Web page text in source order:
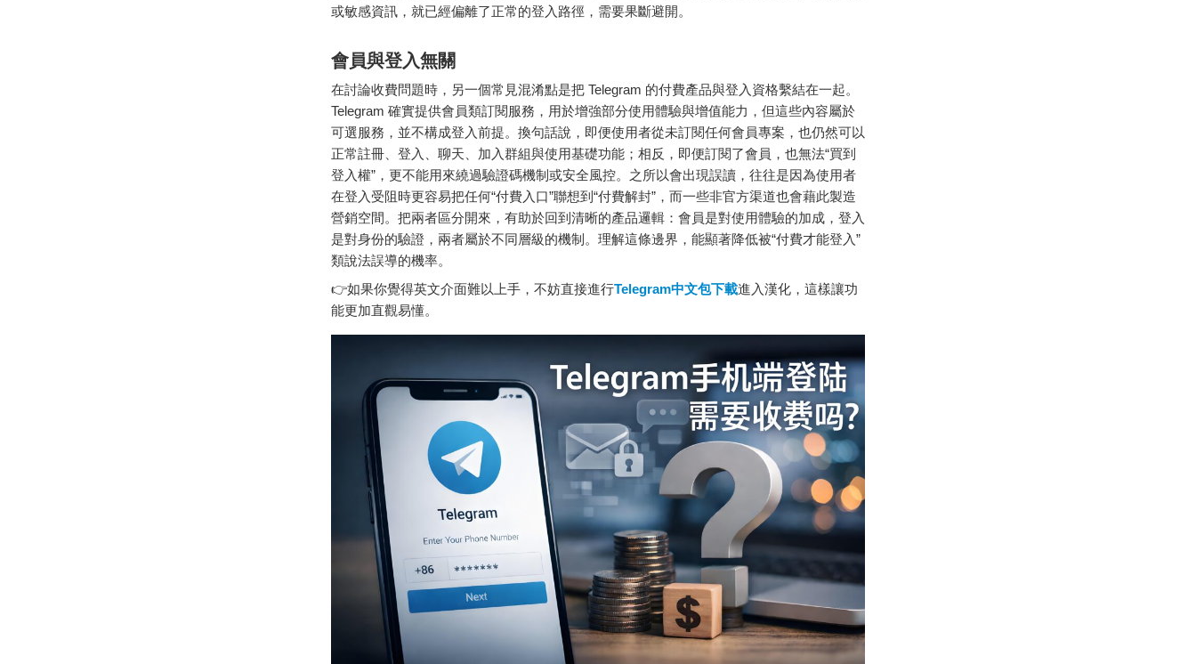
或敏感資訊，就已經偏離了正常的登入路徑，需要果斷避開。
會員與登入無關
在討論收費問題時，另一個常見混淆點是把 Telegram 的付費產品與登入資格繫結在一起。
Telegram 確實提供會員類訂閱服務，用於增強部分使用體驗與增值能力，但這些內容屬於
可選服務，並不構成登入前提。換句話說，即便使用者從未訂閱任何會員專案，也仍然可以
正常註冊、登入、聊天、加入群組與使用基礎功能；相反，即便訂閱了會員，也無法“買到
登入權”，更不能用來繞過驗證碼機制或安全風控。之所以會出現誤讀，往往是因為使用者
在登入受阻時更容易把任何“付費入口”聯想到“付費解封”，而一些非官方渠道也會藉此製造
營銷空間。把兩者區分開來，有助於回到清晰的產品邏輯：會員是對使用體驗的加成，登入
是對身份的驗證，兩者屬於不同層級的機制。理解這條邊界，能顯著降低被“付費才能登入”
類說法誤導的機率。
👉如果你覺得英文介面難以上手，不妨直接進行Telegram中文包下載進入漢化，這樣讓功
能更加直觀易懂。